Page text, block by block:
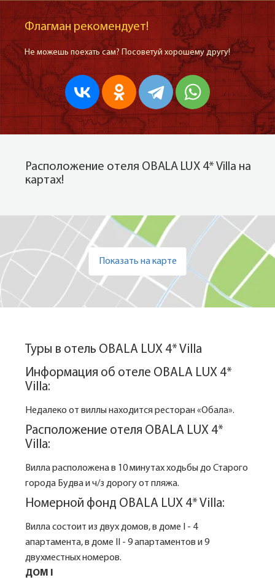
Флагман рекомендует!
Не можешь поехать сам? Посоветуй хорошему другу!
Расположение отеля OBALA LUX 4* Villa на
картах!
Показать на карте
Туры в отель OBALA LUX 4* Villa
Информация об отеле OBALA LUX 4*
Villa:
Недалеко от виллы находится ресторан «Обала».
Расположение отеля OBALA LUX 4*
Villa:
Вилла расположена в 10 минутах ходьбы до Старого
города Будва и ч/з дорогу от пляжа.
Номерной фонд OBALA LUX 4* Villa:
Вилла состоит из двух домов, в доме I - 4
апартамента, в доме II - 9 апартаментов и 9
двухместных номеров.
ДОМ I